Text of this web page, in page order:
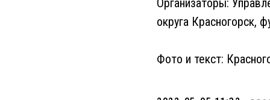
округа Красногорск,
Фото и текст: